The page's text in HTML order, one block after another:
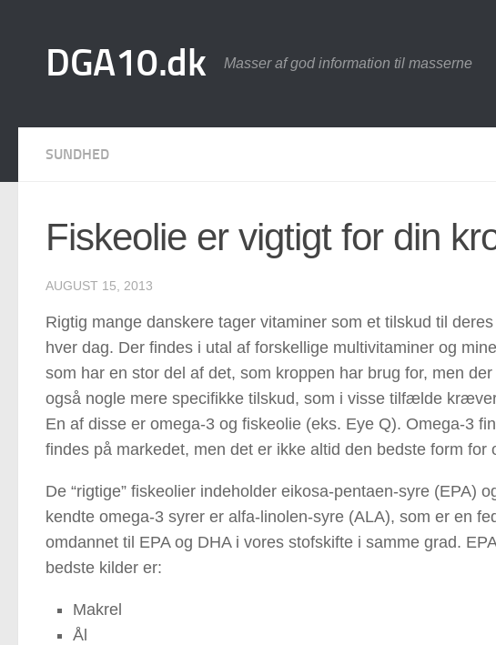
DGA10.dk Masser af god information til masserne
SUNDHED
Fiskeolie er vigtigt for din
AUGUST 15, 2013
Rigtig mange danskere tager vitaminer som et tilskud til
hver dag. Der findes i utal af forskellige multivitaminer og
som har en stor del af det, som kroppen har brug for, men
også nogle mere specifikke tilskud, som i visse tilfælde
En af disse er omega-3 og fiskeolie (eks. Eye Q). Omega-3
findes på markedet, men det er ikke altid den bedste form for
De “rigtige” fiskeolier indeholder eikosa-pentaen-syre (EPA)
kendte omega-3 syrer er alfa-linolen-syre (ALA), som er en
omdannet til EPA og DHA i vores stofskifte i samme grad.
bedste kilder er:
Makrel
Ål